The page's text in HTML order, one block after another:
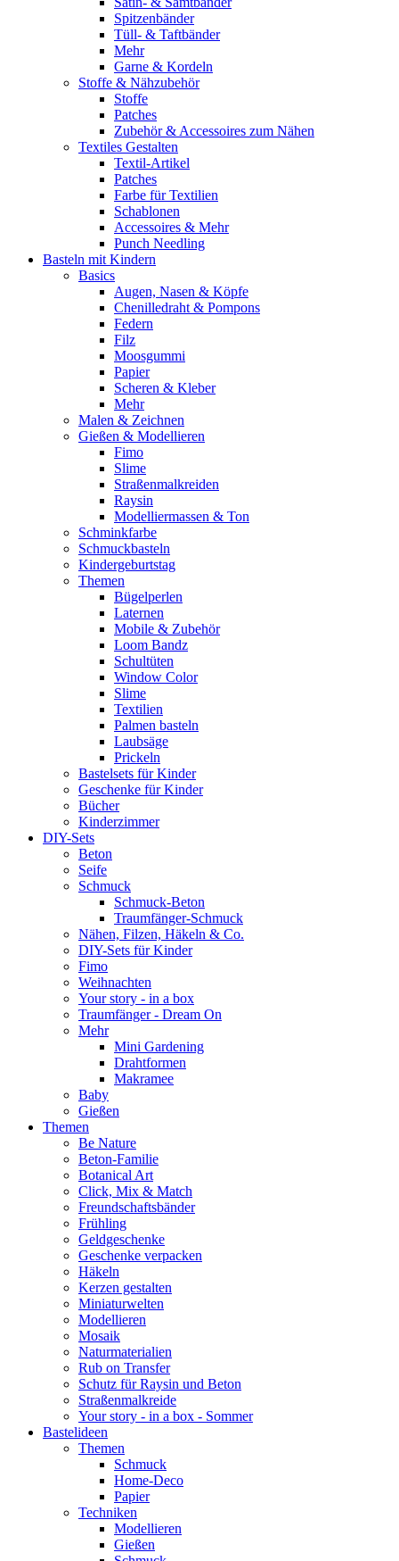
Spitzenbänder
Tüll- & Taftbänder
Mehr
Garne & Kordeln
Stoffe & Nähzubehör
Stoffe
Patches
Zubehör & Accessoires zum Nähen
Textiles Gestalten
Textil-Artikel
Patches
Farbe für Textilien
Schablonen
Accessoires & Mehr
Punch Needling
Basteln mit Kindern
Basics
Augen, Nasen & Köpfe
Chenilledraht & Pompons
Federn
Filz
Moosgummi
Papier
Scheren & Kleber
Mehr
Malen & Zeichnen
Gießen & Modellieren
Fimo
Slime
Straßenmalkreiden
Raysin
Modelliermassen & Ton
Schminkfarbe
Schmuckbasteln
Kindergeburtstag
Themen
Bügelperlen
Laternen
Mobile & Zubehör
Loom Bandz
Schultüten
Window Color
Slime
Textilien
Palmen basteln
Laubsäge
Prickeln
Bastelsets für Kinder
Geschenke für Kinder
Bücher
Kinderzimmer
DIY-Sets
Beton
Seife
Schmuck
Schmuck-Beton
Traumfänger-Schmuck
Nähen, Filzen, Häkeln & Co.
DIY-Sets für Kinder
Fimo
Weihnachten
Your story - in a box
Traumfänger - Dream On
Mehr
Mini Gardening
Drahtformen
Makramee
Baby
Gießen
Themen
Be Nature
Beton-Familie
Botanical Art
Click, Mix & Match
Freundschaftsbänder
Frühling
Geldgeschenke
Geschenke verpacken
Häkeln
Kerzen gestalten
Miniaturwelten
Modellieren
Mosaik
Naturmaterialien
Rub on Transfer
Schutz für Raysin und Beton
Straßenmalkreide
Your story - in a box - Sommer
Bastelideen
Themen
Schmuck
Home-Deco
Papier
Techniken
Modellieren
Gießen